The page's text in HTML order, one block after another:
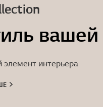
вашей
интерьера